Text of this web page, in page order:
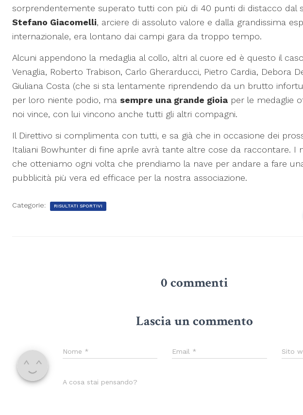
sorprendentemente superato tutti con più di 40 punti di distacco dal
Stefano Giacomelli, arciere di assoluto valore e dalla grandissima
internazionale, era lontano dai campi gara da troppo tempo.
Alcuni appendono la medaglia al collo, altri al cuore ed è questo il
Venaglia, Roberto Trabison, Carlo Gherarducci, Pietro Cardia, Debora
Giuliana Costa (che si sta lentamente riprendendo da un brutto
per loro niente podio, ma sempre una grande gioia per le medaglie
noi vince, con lui vincono anche tutti gli altri compagni.
Il Direttivo si complimenta con tutti, e sa già che in occasione dei
Italiani Bowhunter di fine aprile avrà tante altre cose da raccontare. I
che otteniamo ogni volta che prendiamo la nave per andare a fare
pubblicità più vera ed efficace per la nostra associazione.
Categorie: RISULTATI SPORTIVI
0 commenti
Lascia un commento
Nome * Email * Sito
A cosa stai pensando?